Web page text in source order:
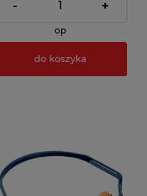
- +
op
do koszyka